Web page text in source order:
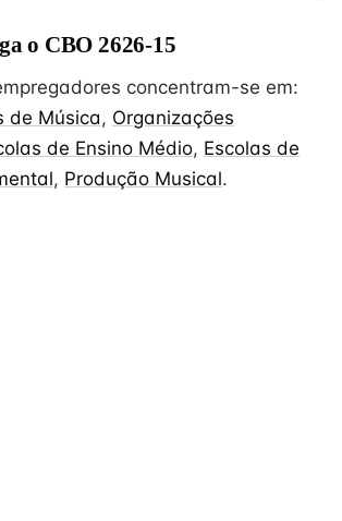
o CBO 2626-15
concentram-se em:
de Música, Organizações
de Ensino Médio, Escolas de
, Produção Musical.